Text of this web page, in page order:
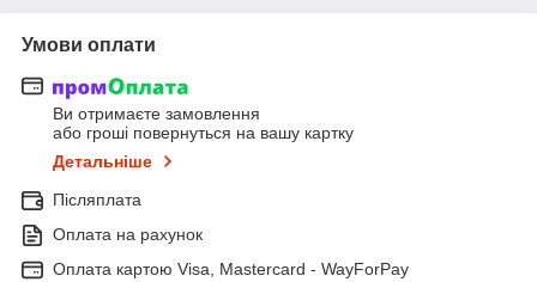
Умови оплати
Ви отримаєте замовлення
або гроші повернуться на вашу картку
Детальніше
Післяплата
Оплата на рахунок
Оплата картою Visa, Mastercard - WayForPay